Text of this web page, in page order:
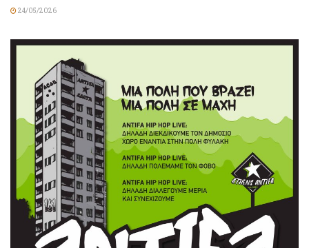
24/05/2026